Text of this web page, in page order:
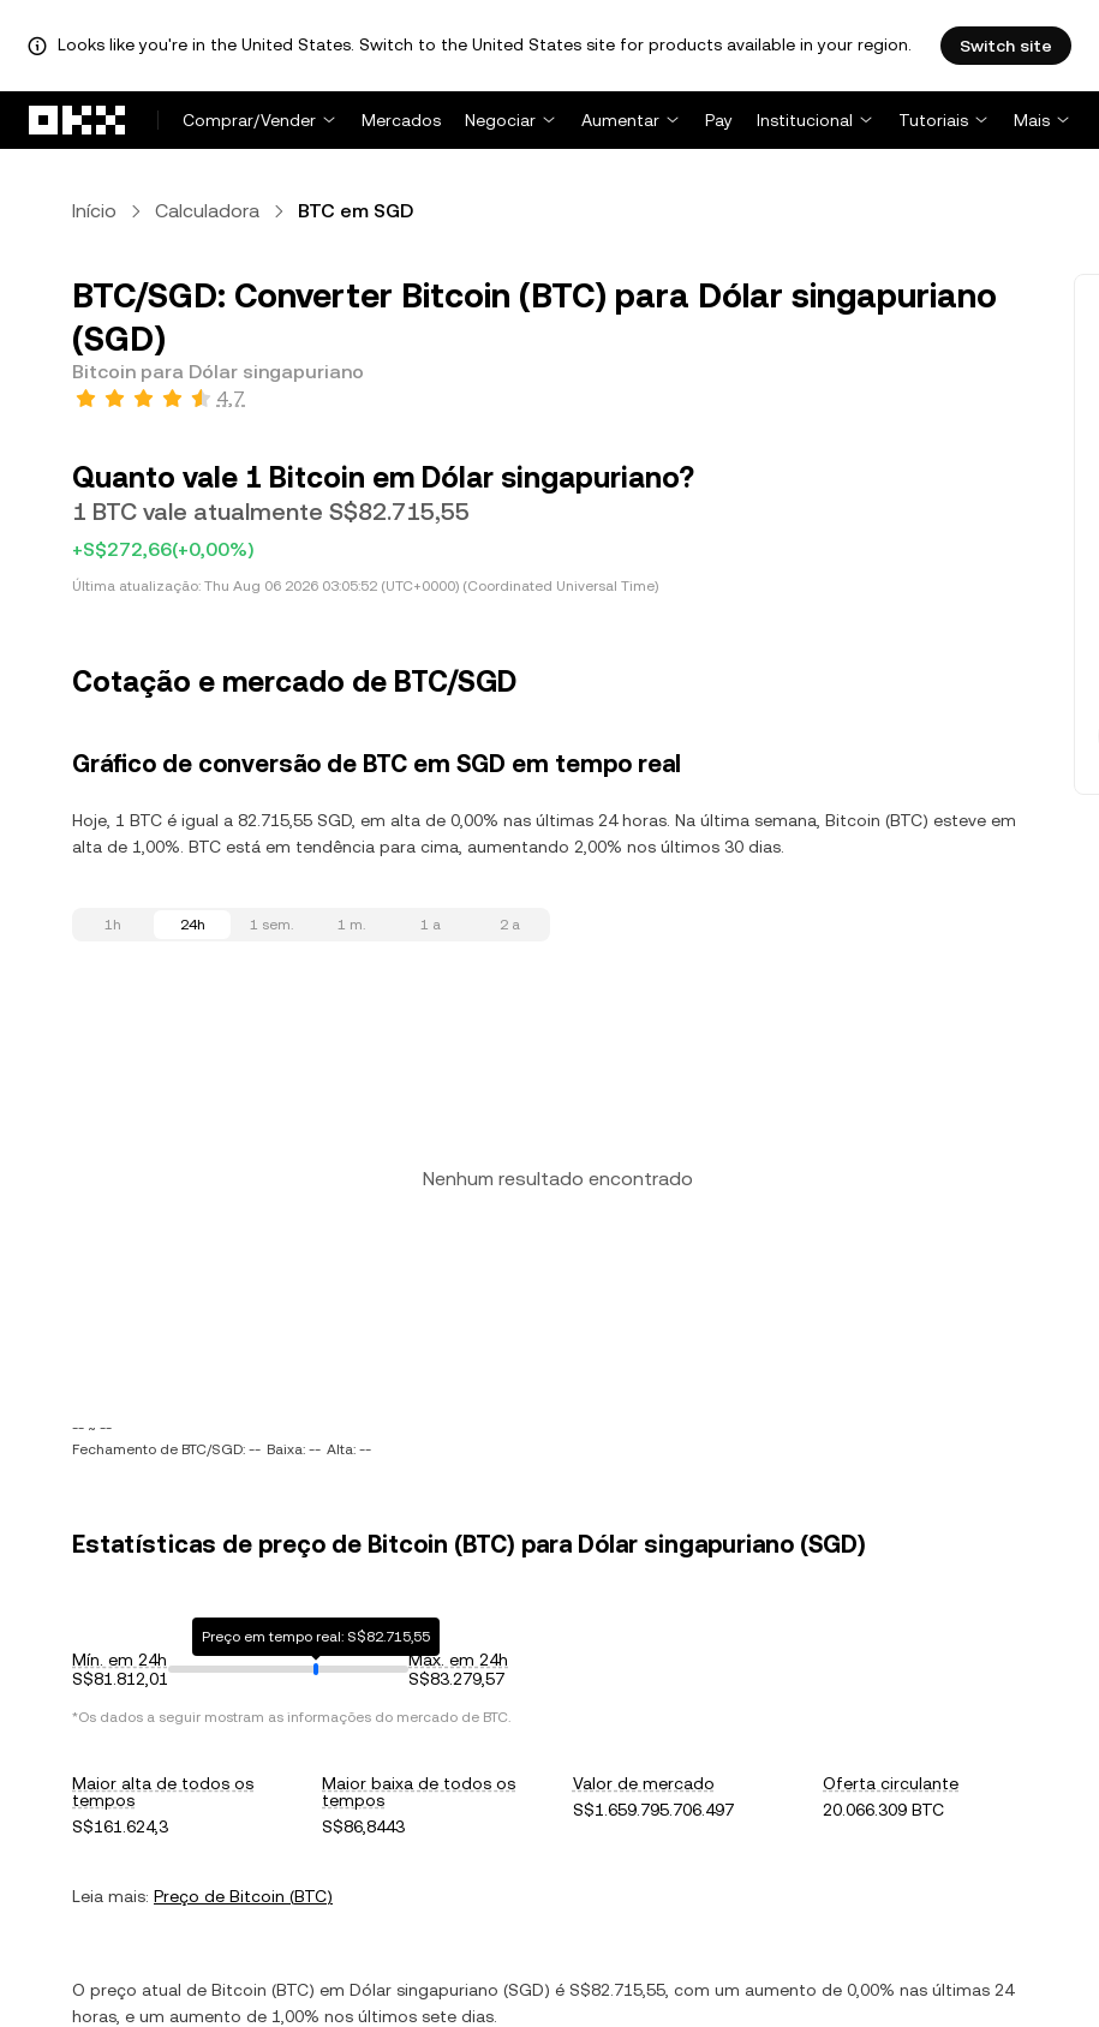
Looks like you're in the United States. Switch to the United States site for products available in your region. Switch site
Comprar/Vender
Mercados Negociar Aumentar Pay Institucional Tutoriais Mais
Início Calculadora BTC em SGD
BTC/SGD: Converter Bitcoin (BTC) para Dólar singapuriano
(SGD)
Bitcoin para Dólar singapuriano
4,7
Quanto vale 1 Bitcoin em Dólar singapuriano?
1 BTC vale atualmente S$82.715,55
+S$272,66(+0,00%)
Última atualização: Thu Aug 06 2026 03:05:52 (UTC+0000) (Coordinated Universal Time)
Cotação e mercado de BTC/SGD
Gráfico de conversão de BTC em SGD em tempo real
Hoje, 1 BTC é igual a 82.715,55 SGD, em alta de 0,00% nas últimas 24 horas. Na última semana, Bitcoin (BTC) esteve em
alta de 1,00%. BTC está em tendência para cima, aumentando 2,00% nos últimos 30 dias.
1h 24h 1 sem. 1 m. 1 a 2 a
Nenhum resultado encontrado
-- ~ --
Fechamento de BTC/SGD: -- Baixa: -- Alta: --
Estatísticas de preço de Bitcoin (BTC) para Dólar singapuriano (SGD)
Mín. em 24h
S$81.812,01
Preço em tempo real: S$82.715,55
Máx. em 24h
S$83.279,57
*Os dados a seguir mostram as informações do mercado de BTC.
Maior alta de todos os
tempos
S$161.624,3
Maior baixa de todos os
tempos
S$86,8443
Valor de mercado
S$1.659.795.706.497
Oferta circulante
20.066.309 BTC
Leia mais: Preço de Bitcoin (BTC)
O preço atual de Bitcoin (BTC) em Dólar singapuriano (SGD) é S$82.715,55 , com um aumento de 0,00% nas últimas 24
horas, e um aumento de 1,00% nos últimos sete dias.